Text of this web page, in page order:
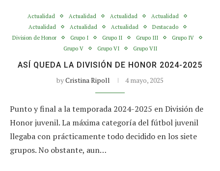
Actualidad Actualidad Actualidad
Actualidad
Actualidad
Actualidad Actualidad
Destacado
Division de Honor
Grupo I Grupo II Grupo III
Grupo IV
Grupo V
Grupo VI Grupo VII
ASÍ QUEDA LA DIVISIÓN DE HONOR 2024-2025
byCristina Ripoll 4 mayo, 2025
Punto y final a la temporada 2024-2025 en División de
Honor juvenil. La máxima categoría del fútbol juvenil
llegaba con prácticamente todo decidido en los siete
grupos. No obstante, aun…